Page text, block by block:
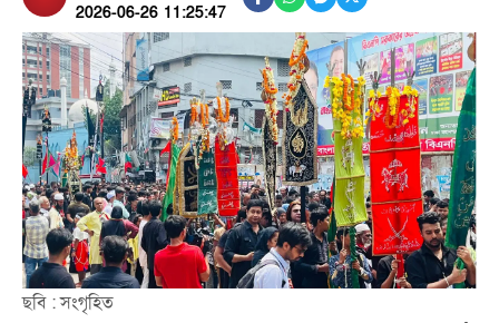
2026-06-26 11:25:47
ছবি : সংগৃহিত